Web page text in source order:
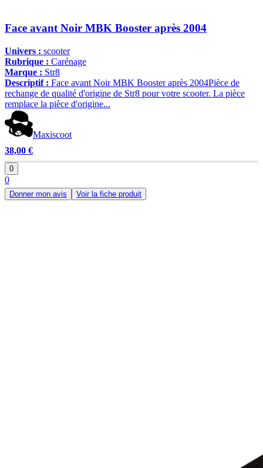
Face avant Noir MBK Booster après 2004
Univers : scooter
Rubrique : Carénage
Marque : Str8
Descriptif : Face avant Noir MBK Booster après 2004Pièce de
rechange de qualité d'origine de Str8 pour votre scooter. La pièce
remplace la pièce d'origine...
Maxiscoot
38,00 €
0
0
Donner mon avis Voir la fiche produit